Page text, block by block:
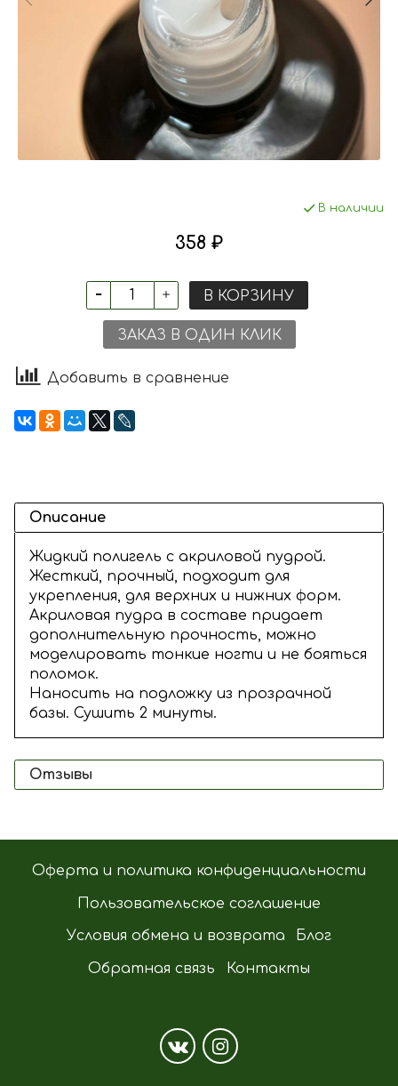
В наличии
358 ₽
В КОРЗИНУ
ЗАКАЗ В ОДИН КЛИК
Добавить в сравнение
Описание
Жидкий полигель с акриловой пудрой.
Жесткий, прочный, подходит для
укрепления, для верхних и нижних форм.
Акриловая пудра в составе придает
дополнительную прочность, можно
моделировать тонкие ногти и не бояться
поломок.
Наносить на подложку из прозрачной
базы. Сушить 2 минуты.
Отзывы
Оферта и политика конфиденциальности
Пользовательское соглашение
Условия обмена и возврата Блог
Обратная связь Контакты